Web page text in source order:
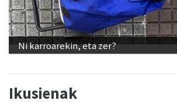
Ni karroarekin, eta zer?
Ikusienak